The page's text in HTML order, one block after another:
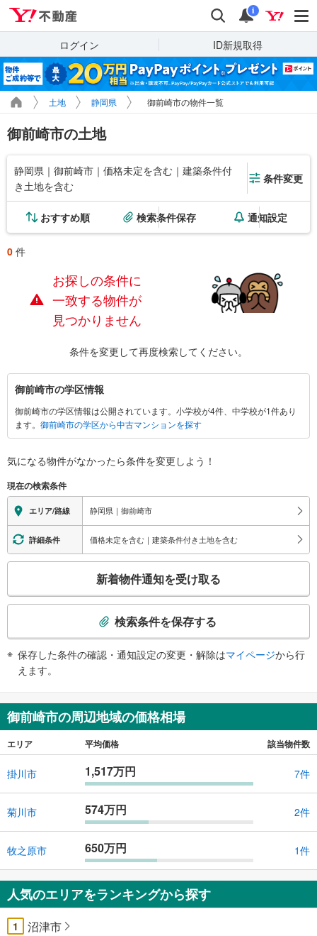
検索 通知
i
ログイン ID新規取得
土地 静岡県 御前崎市の物件一覧
御前崎市の土地
静岡県｜御前崎市｜価格未定を含む｜建築条件付
き土地を含む
条件変更
おすすめ順 検索条件保存 通知設定
0 件
お探しの条件に
一致する物件が
見つかりません
条件を変更して再度検索してください。
御
前
崎
市
関
る
情
報
御前崎市の学区情報
御前崎市の学区情報は公開されています。小学校が4件、中学校が1件あり
ます。 御前崎市の学区から中古マンションを探す
気になる物件がなかったら条件を変更しよう！
現在の検索条件
エリア/路線 静岡県｜御前崎市
詳細条件 価格未定を含む｜建築条件付き土地を含む
検
を
受
け
取
る
件
を
マ
ペ
ー
ジ
に
新着物件通知を受け取る
検索条件を保存する
保存した条件の確認・通知設定の変更・解除はマイページから行
えます。
御前崎市の周辺地域の価格相場
エリア 平均価格 該当物件数
掛川市 1,517万円 7件
菊川市 574万円 2件
牧之原市 650万円 1件
人気のエリアをランキングから探す
1 沼津市